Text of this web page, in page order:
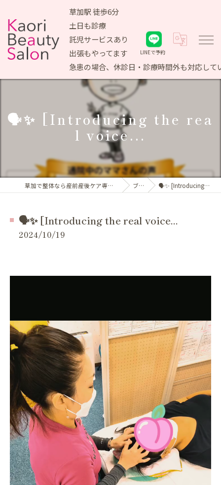
草加駅 徒歩6分
土日も診療
託児サービスあり
出張もやってます
急患の場合、休診日・診療時間外も対応して
LINEで予約
🗣✨ [Introducing the rea
l voice...
草加で整体なら産前産後ケア専門 かおりビューティサロン ブログ 🗣✨ [Introducing the real voice...
🗣✨ [Introducing the real voice...
2024/10/19